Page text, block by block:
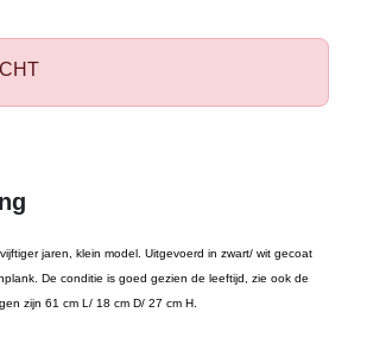
jaren, klein model. Uitgevoerd in zwart/ wit gecoat
De conditie is goed gezien de leeftijd, zie ook de
zijn 61 cm L/ 18 cm D/ 27 cm H.